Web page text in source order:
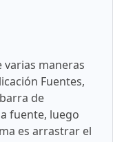
varias maneras
Fuentes,
de
fuente, luego
es arrastrar el